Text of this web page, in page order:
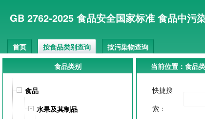
GB 2762-2025 食品安全国家标准 食品中污
首页 按食品类别查询 按污染物查询
食品类别
食品
水果及其制品
当前位置：食品
快捷搜
索：